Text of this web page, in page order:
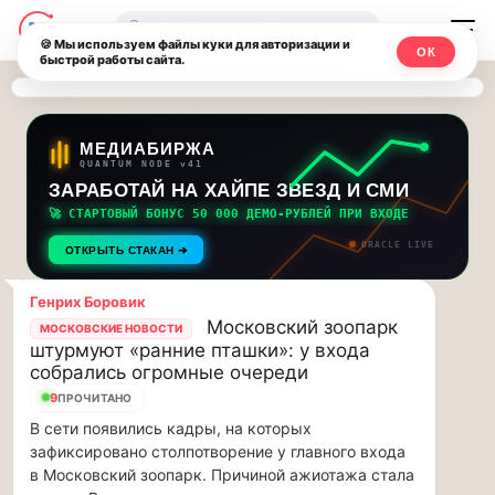
Последние
новости
и
обновления
потока:
Друзья,
приглашаем
на
музыкальную
прогулку
по
Москве
Чайковского!…
приглашаем
на
музыкальную
Москвичи.net
—
Главный
столичный
чат-
мессенджер,
новости
и
инсайды
Москвы
🔍
МЕДИАБИРЖА
QUANTUM NODE v41
ЗАРАБОТАЙ НА ХАЙПЕ ЗВЕЗД И СМИ
🚀 СТАРТОВЫЙ БОНУС 50 000 ДЕМО-РУБЛЕЙ ПРИ ВХОДЕ
ОТКРЫТЬ СТАКАН ➔ ORACLE LIVE
Генрих Боровик
МОСКОВСКИЕ НОВОСТИ
Московский зоопарк
штурмуют «ранние пташки»: у входа
собрались огромные очереди
9ПРОЧИТАНО
В сети появились кадры, на которых
зафиксировано столпотворение у главного входа
в Московский зоопарк. Причиной ажиотажа стала
🍪 Мы используем файлы куки для авторизации и
быстрой работы сайта.
ОК